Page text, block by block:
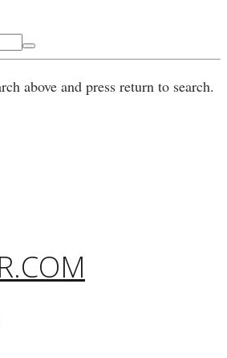
above and press return to search.